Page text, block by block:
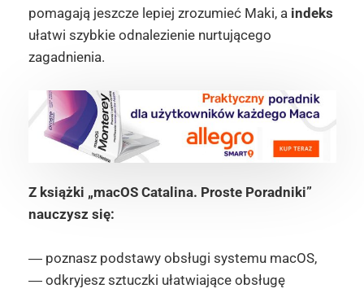
pomagają jeszcze lepiej zrozumieć Maki, a indeks
ułatwi szybkie odnalezienie nurtującego
zagadnienia.
Z książki „macOS Catalina. Proste Poradniki”
nauczysz się:
― poznasz podstawy obsługi systemu macOS,
― odkryjesz sztuczki ułatwiające obsługę